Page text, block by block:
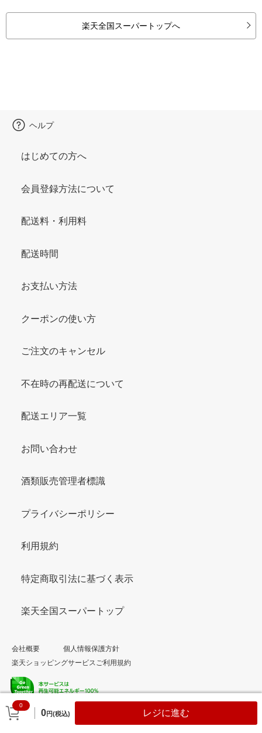
楽天全国スーパートップへ
0
0円(税込) レジに進む
ヘルプ
はじめての方へ
会員登録方法について
配送料・利用料
配送時間
お支払い方法
クーポンの使い方
ご注文のキャンセル
不在時の再配送について
配送エリア一覧
お問い合わせ
酒類販売管理者標識
プライバシーポリシー
利用規約
特定商取引法に基づく表示
楽天全国スーパートップ
会社概要
個人情報保護方針
楽天ショッピングサービスご利用規約
© Rakuten Group, Inc.